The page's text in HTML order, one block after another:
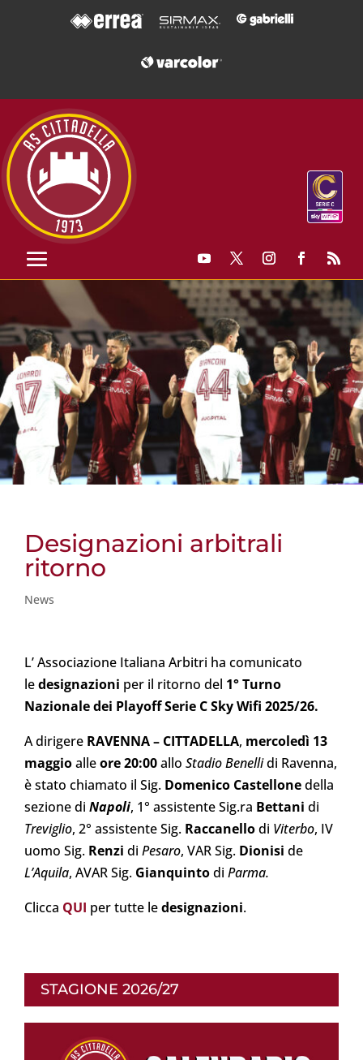
Designazioni arbitrali
ritorno
News
L’ Associazione Italiana Arbitri ha comunicato
ledesignazioni per il ritorno del 1° Turno
Nazionale dei Playoff Serie C Sky Wifi 2025/26.
A dirigere RAVENNA– CITTADELLA, mercoledì 13
maggioalleore 20:00allo Stadio Benellidi Ravenna,
è stato chiamato il Sig. Domenico Castellonedella
sezione di Napoli, 1° assistente Sig.ra Bettani di
Treviglio, 2° assistente Sig. Raccanellodi Viterbo, IV
uomo Sig. Renzi di Pesaro, VAR Sig. Dionisi de
L’Aquila, AVAR Sig. Gianquintodi Parma.
Clicca QUI per tutte ledesignazioni.
STAGIONE 2026/27